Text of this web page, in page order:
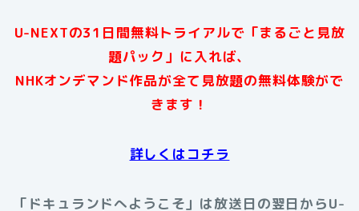
U-NEXTの31日間無料トライアルで「まるごと見放
題パック」に入れば、
NHKオンデマンド作品が全て見放題の無料体験がで
きます！
詳しくはコチラ
「ドキュランドへようこそ」は放送日の翌日からU-